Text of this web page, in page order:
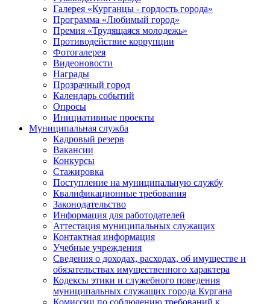
Галерея «Курганцы - гордость города»
Программа «Любимый город»
Премия «Трудящаяся молодежь»
Противодействие коррупции
Фотогалерея
Видеоновости
Награды
Прозрачный город
Календарь событий
Опросы
Инициативные проекты
Муниципальная служба
Кадровый резерв
Вакансии
Конкурсы
Стажировка
Поступление на муниципальную службу
Квалификационные требования
Законодательство
Информация для работодателей
Аттестация муниципальных служащих
Контактная информация
Учебные учреждения
Сведения о доходах, расходах, об имуществе и
обязательствах имущественного характера
Кодексы этики и служебного поведения
муниципальных служащих города Кургана
Комиссии по соблюдению требований к